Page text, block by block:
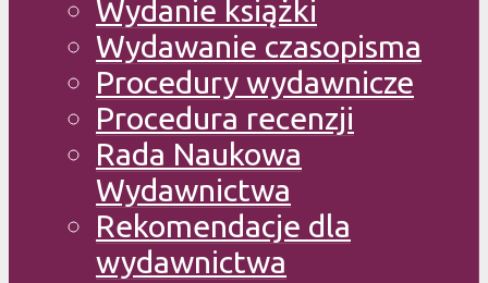
Wydanie książki
Wydawanie czasopisma
Procedury wydawnicze
Procedura recenzji
Rada Naukowa
Wydawnictwa
Rekomendacje dla
wydawnictwa